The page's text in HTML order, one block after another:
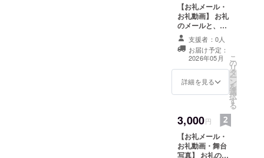
【お礼メール・
お礼動画】 お礼
のメールと、
キャスト一同の
衣装姿でのお礼
動画をお送りし
ます。 ※メール
の添付にてお送
りします。 お礼
ルの添付にてお
送りします。
支援者：0人
お届け予定：
2026年05月
詳細を見る
こ
の
リ
タ
ー
ン
を
選
択
す
る
3,000円
【お礼メール・
お礼動画・舞台
写真】 お礼の